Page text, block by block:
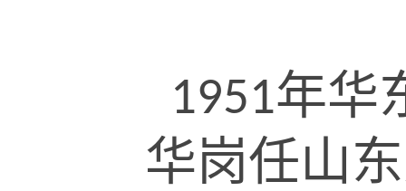
1951年华
华岗任山